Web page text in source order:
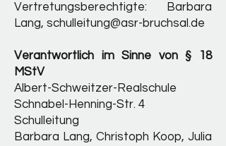
Vertretungsberechtigte: Barbara
Lang, schulleitung@asr-bruchsal.de
Verantwortlich im Sinne von § 18
MStV
Albert-Schweitzer-Realschule
Schnabel-Henning-Str. 4
Schulleitung
Barbara Lang, Christoph Koop, Julia